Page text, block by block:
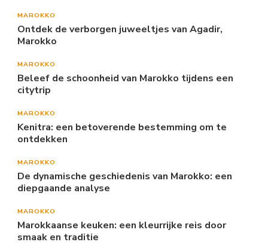
MAROKKO
Ontdek de verborgen juweeltjes van Agadir,
Marokko
MAROKKO
Beleef de schoonheid van Marokko tijdens een
citytrip
MAROKKO
Kenitra: een betoverende bestemming om te
ontdekken
MAROKKO
De dynamische geschiedenis van Marokko: een
diepgaande analyse
MAROKKO
Marokkaanse keuken: een kleurrijke reis door
smaak en traditie